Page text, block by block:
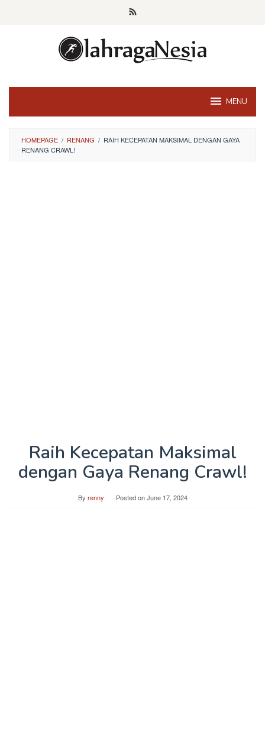
MENU
HOMEPAGE / RENANG / RAIH KECEPATAN MAKSIMAL DENGAN GAYA
RENANG CRAWL!
Raih Kecepatan Maksimal
dengan Gaya Renang Crawl!
By renny Posted onJune 17, 2024